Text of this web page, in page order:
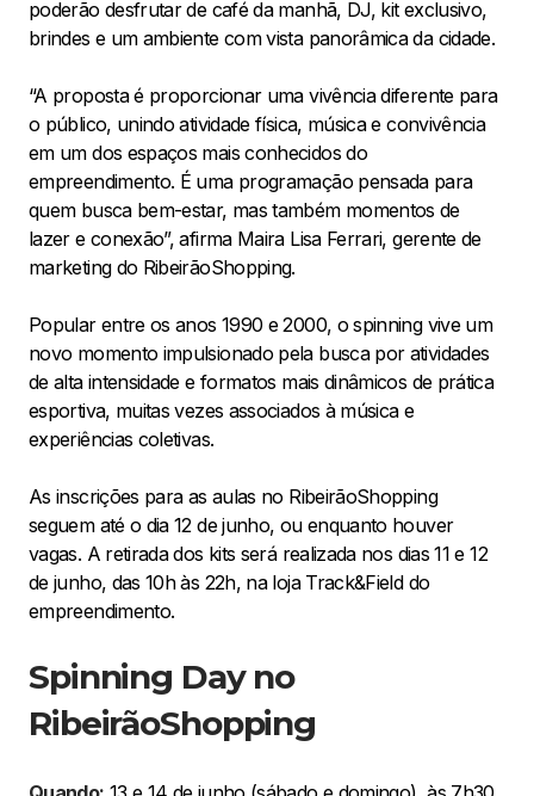
poderão desfrutar de café da manhã, DJ, kit exclusivo,
brindes e um ambiente com vista panorâmica da cidade.
“A proposta é proporcionar uma vivência diferente para
o público, unindo atividade física, música e convivência
em um dos espaços mais conhecidos do
empreendimento. É uma programação pensada para
quem busca bem-estar, mas também momentos de
lazer e conexão”, afirma Maira Lisa Ferrari, gerente de
marketing do RibeirãoShopping.
Popular entre os anos 1990 e 2000, o spinning vive um
novo momento impulsionado pela busca por atividades
de alta intensidade e formatos mais dinâmicos de prática
esportiva, muitas vezes associados à música e
experiências coletivas.
As inscrições para as aulas no RibeirãoShopping
seguem até o dia 12 de junho, ou enquanto houver
vagas. A retirada dos kits será realizada nos dias 11 e 12
de junho, das 10h às 22h, na loja Track&Field do
empreendimento.
Spinning Day no
RibeirãoShopping